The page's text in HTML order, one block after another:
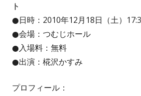
ト
●日時：2010年12月18日（土）
●会場：つむじホール
●入場料：無料
●出演：椛沢かすみ
プロフィール：